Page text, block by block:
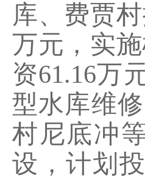
库、费贾
万元，实
资61.16万
型水库维
村尼底冲
设，计划